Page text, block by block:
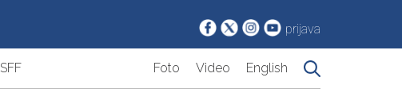
prijava
SFF Foto Video English